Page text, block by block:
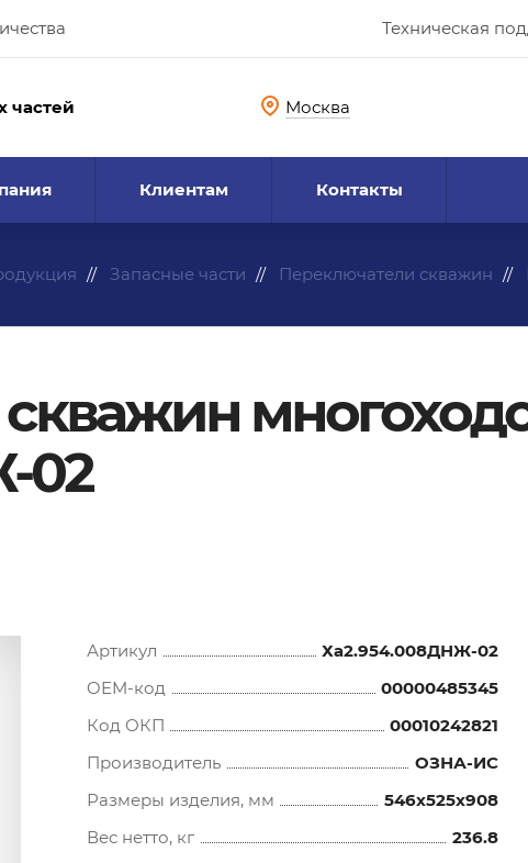
Техническая
частей Москва
Клиентам Контакты
Запасные части Переключатели скважин
02
Артикул
Ха2.954.008ДНЖ-02
OEM-код
00000485345
Код ОКП
00010242821
Производитель
ОЗНА-ИС
Размеры изделия, мм
546x525x908
Вес нетто, кг
236.8